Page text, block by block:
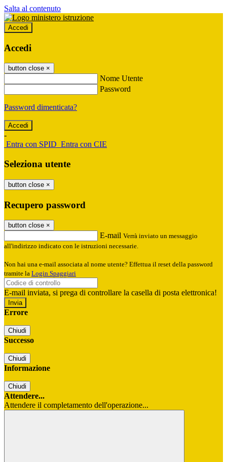
Salta al contenuto
Accedi
Accedi
button close ×
Nome Utente
Password
Password dimenticata?
-
Entra con SPID Entra con CIE
Seleziona utente
button close ×
Recupero password
button close ×
E-mail Verrà inviato un messaggio
all'indirizzo indicato con le istruzioni necessarie.
Non hai una e-mail associata al nome utente? Effettua il reset della password
tramite la Login Spaggiari
E-mail inviata, si prega di controllare la casella di posta elettronica!
Errore
Chiudi
Successo
Chiudi
Informazione
Chiudi
Attendere...
Attendere il completamento dell'operazione...